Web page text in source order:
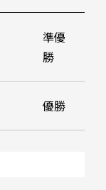
準優
勝
優勝